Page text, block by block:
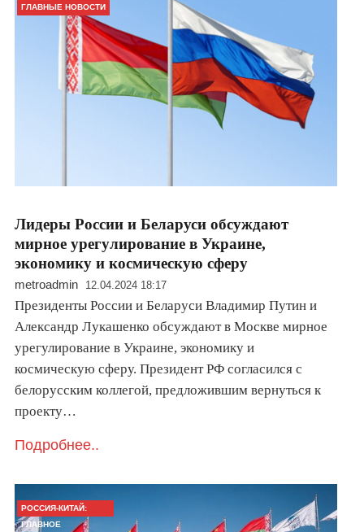
ГЛАВНЫЕ НОВОСТИ
Лидеры России и Беларуси обсуждают
мирное урегулирование в Украине,
экономику и космическую сферу
metroadmin 12.04.2024 18:17
Президенты России и Беларуси Владимир Путин и
Александр Лукашенко обсуждают в Москве мирное
урегулирование в Украине, экономику и
космическую сферу. Президент РФ согласился с
белорусским коллегой, предложившим вернуться к
проекту…
Подробнее..
РОССИЯ-КИТАЙ:
ГЛАВНОЕ